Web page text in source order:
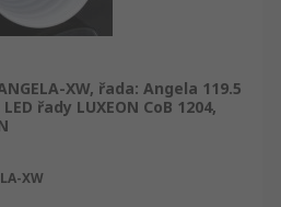
XW, řada: Angela 119.5
řady LUXEON CoB 1204,
XW